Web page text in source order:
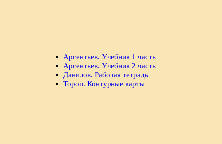
Арсентьев. Учебник 1 часть
Арсентьев. Учебник 2 часть
Данилов. Рабочая тетрадь
Тороп. Контурные карты